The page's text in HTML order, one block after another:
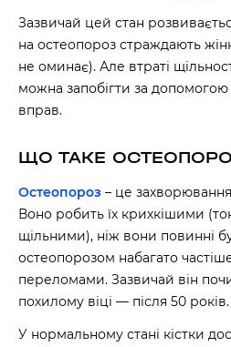
Зазвичай цей стан
на остеопороз страждають
не оминає). Але втраті
можна запобігти за допомогою
вправ.
ЩО ТАКЕ
Остеопороз – це
Воно робить їх крихкішими
щільними), ніж вони повинні
остеопорозом набагато
переломами. Зазвичай він
похилому віці — після 50 років.
У нормальному стані кістки